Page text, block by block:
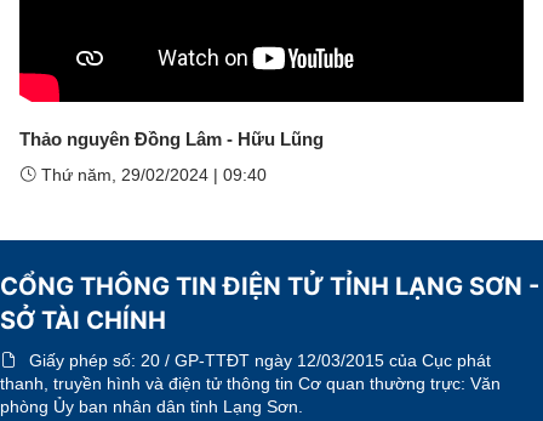
Thảo nguyên Đồng Lâm - Hữu Lũng
Thứ năm, 29/02/2024 | 09:40
CỔNG THÔNG TIN ĐIỆN TỬ TỈNH LẠNG SƠN -
SỞ TÀI CHÍNH
Giấy phép số: 20 / GP-TTĐT ngày 12/03/2015 của Cục phát
thanh, truyền hình và điện tử thông tin Cơ quan thường trực: Văn
phòng Ủy ban nhân dân tỉnh Lạng Sơn.